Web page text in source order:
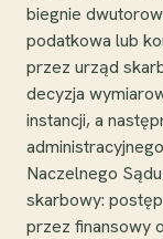
biegnie
podatkowa lub
przez urząd
decyzja
instancji, a
Naczelnego
skarbowy:
przez finansowy